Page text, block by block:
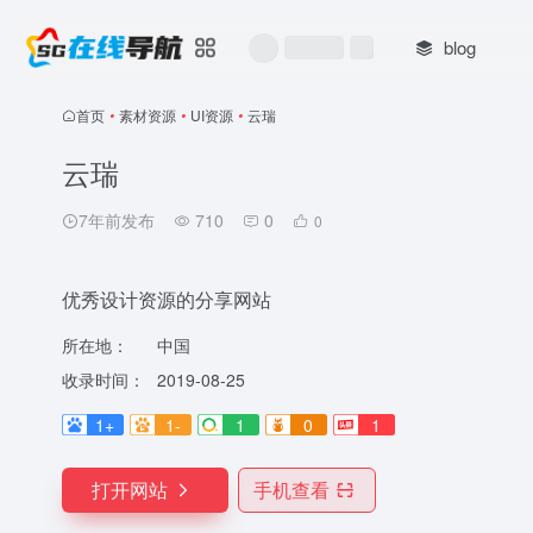
blog
首页 • 素材资源 • UI资源 • 云瑞
云瑞
7年前发布 710 0 0
优秀设计资源的分享网站
所在地：
中国
收录时间：
2019-08-25
1+
1- 1 0 1
打开网站 手机查看